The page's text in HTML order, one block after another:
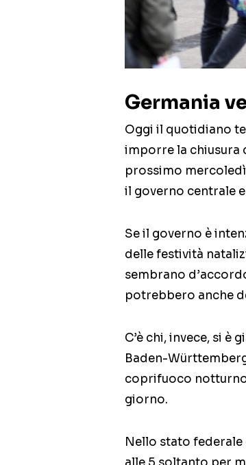
Germania
Oggi il quotidiano
imporre la chiusura
prossimo
il governo centrale
Se il governo è
delle festività
sembrano
potrebbero anche
C’è chi, invece, si è
Baden-
coprifuoco
giorno.
Nello stato